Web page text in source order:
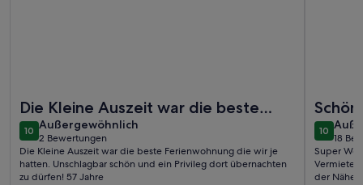
Die Kleine Auszeit war die beste
Ferienwohnung die wir je hatten.
Unschlagbar schön und ein Privil..
1010 von 10
Außergewöhnlich
außergewöhnlich
2 Bewertungen
(2
bewertungen)
Die Kleine Auszeit war die beste Ferienwohnung die wir je
hatten. Unschlagbar schön und ein Privileg dort übernachten
zu dürfen! 57 Jahre
1010 von
18
(18
Super
Vermieter,
der Nähe.